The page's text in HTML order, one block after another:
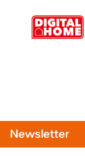
Newsletter